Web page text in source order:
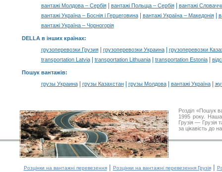
вантажі Молдова – Сербія| вантажі Польща – Сербія|
вантажі
вантажі Україна – Боснія і Герцеговина| вантажі Україна – Македонія|
вантажі Україна – Чорногорія
DELLA в інших країнах:
грузоперевозки Грузия| грузоперевозки Украина|
грузоперевозки
transportation Latvia| transportation Lithuania| transportation Estonia|
Пошук вантажів:
грузы Украина| грузы Казахстан| грузы Молдова| вантажі Україна|
Розділ «Пошук
1995 року. Наша
Грузія — Грузія
за цікавість до
Розцінки на вантажні перевезення| Розцінки на вантажні перевезення Грузія|